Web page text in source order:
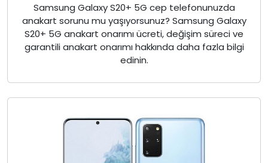
Samsung Galaxy S20+ 5G cep telefonunuzda
anakart sorunu mu yaşıyorsunuz? Samsung Galaxy
S20+ 5G anakart onarımı ücreti, değişim süreci ve
garantili anakart onarımı hakkında daha fazla bilgi
edinin.